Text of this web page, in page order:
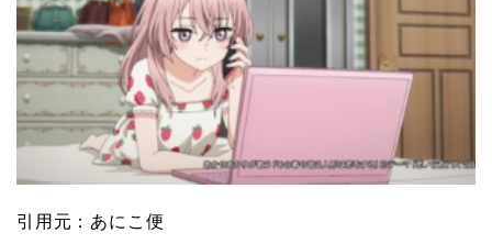
引用元：あにこ便